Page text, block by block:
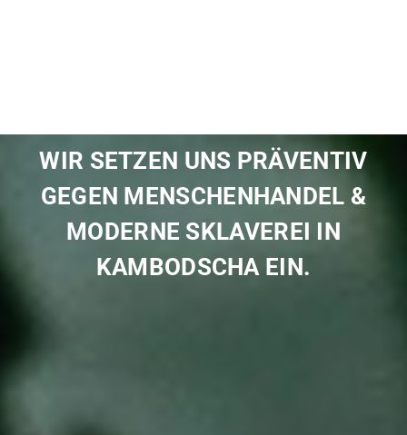
WIR SETZEN UNS PRÄVENTIV
GEGEN MENSCHENHANDEL &
MODERNE SKLAVEREI IN
KAMBODSCHA EIN.